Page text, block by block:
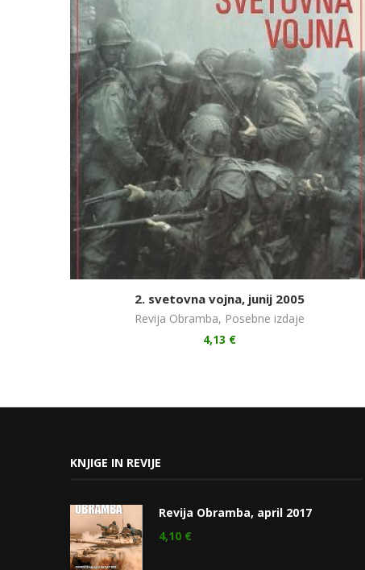
2. svetovna vojna, junij 2005
Revija Obramba, Posebne izdaje
4,13 €
KNJIGE IN REVIJE
Revija Obramba, april 2017
4,10 €